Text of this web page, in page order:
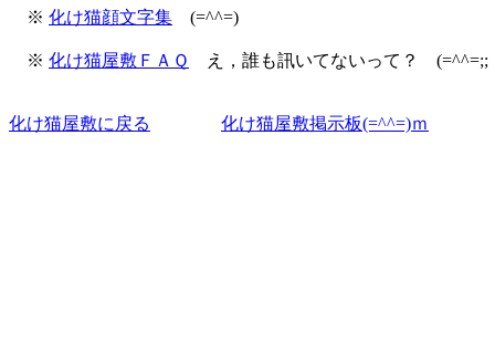
※ 化け猫顔文字集 (=^^=)
※ 化け猫屋敷ＦＡＱ え，誰も訊いてないって？ (=^^=;;
化け猫屋敷に戻る 化け猫屋敷掲示板(=^^=)ｍ